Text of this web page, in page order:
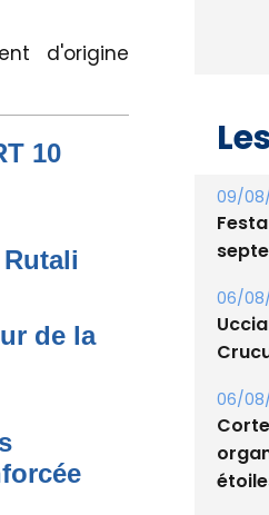
d'origine
10
de la
09/08/
06/08/
06/08/